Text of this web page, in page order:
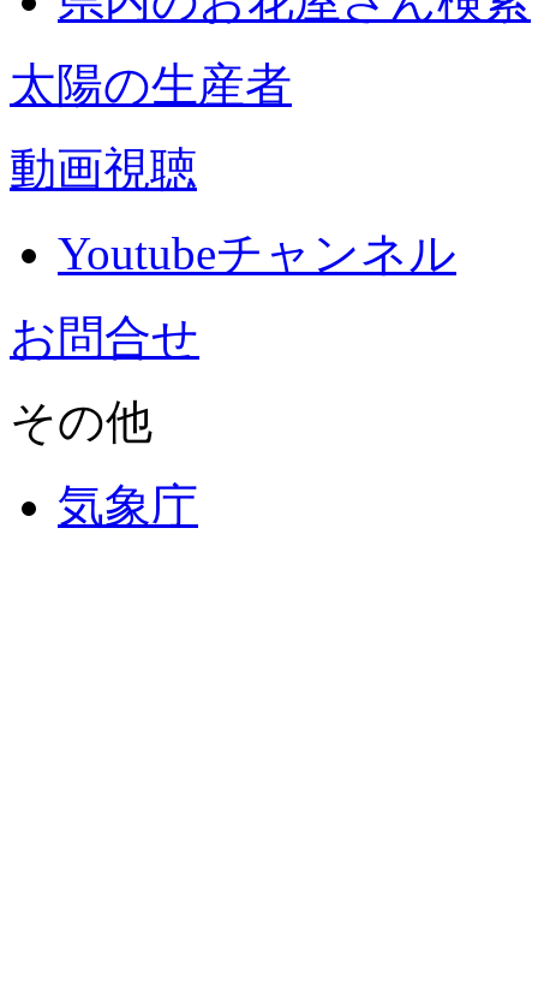
太陽の生産者
動画視聴
Youtubeチャンネル
お問合せ
その他
気象庁